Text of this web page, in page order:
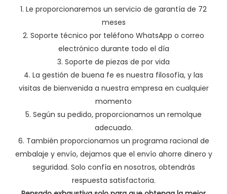
1. Le proporcionaremos un servicio de garantía de 72
meses
2. Soporte técnico por teléfono WhatsApp o correo
electrónico durante todo el día
3. Soporte de piezas de por vida
4. La gestión de buena fe es nuestra filosofía, y las
visitas de bienvenida a nuestra empresa en cualquier
momento
5. Según su pedido, proporcionamos un remolque
adecuado.
6. También proporcionamos un programa racional de
embalaje y envío, dejamos que el envío ahorre dinero y
seguridad. Solo confía en nosotros, obtendrás
respuesta satisfactoria.